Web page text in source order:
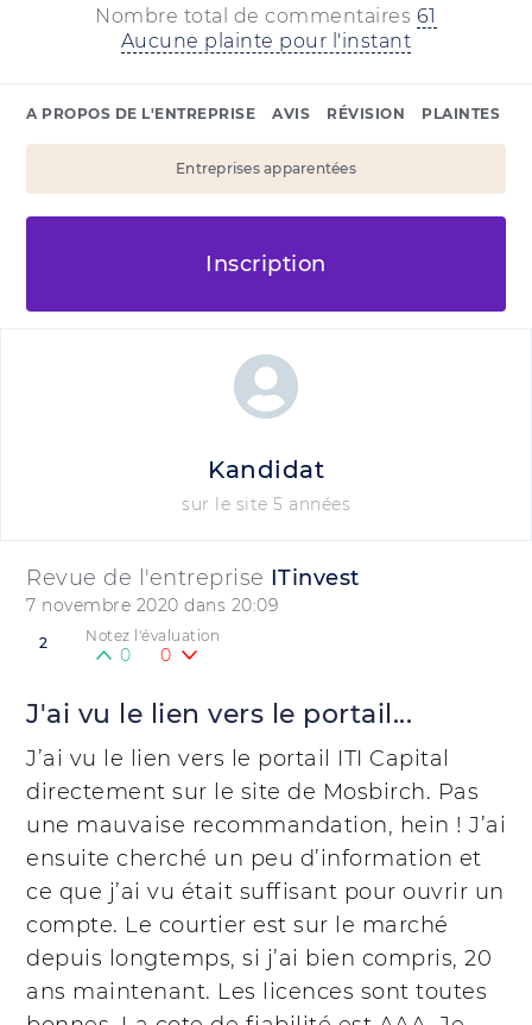
Nombre total de commentaires 61
Aucune plainte pour l'instant
A PROPOS DE L'ENTREPRISE AVIS RÉVISION PLAINTES
Entreprises apparentées
Inscription
Revue de l'entreprise ITinvest
7 novembre 2020 dans 20:09
2 Notez l'évaluation
0 0
J'ai vu le lien vers le portail...
J’ai vu le lien vers le portail ITI Capital
directement sur le site de Mosbirch. Pas
une mauvaise recommandation, hein ! J’ai
ensuite cherché un peu d’information et
ce que j’ai vu était suffisant pour ouvrir un
compte. Le courtier est sur le marché
depuis longtemps, si j’ai bien compris, 20
ans maintenant. Les licences sont toutes
Kandidat
sur le site 5 années